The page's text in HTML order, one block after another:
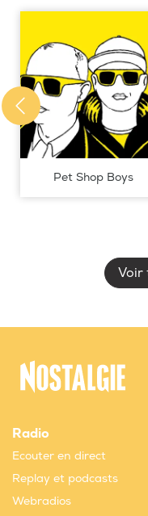
Pet Shop Boys
Voir
Radio
Ecouter en direct
Replay et podcasts
Webradios